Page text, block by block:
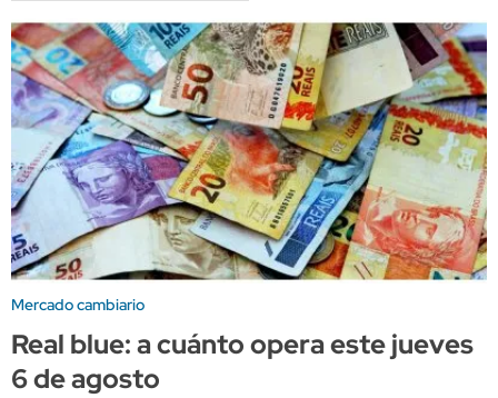
Mercado cambiario
Real blue: a cuánto opera este jueves
6 de agosto